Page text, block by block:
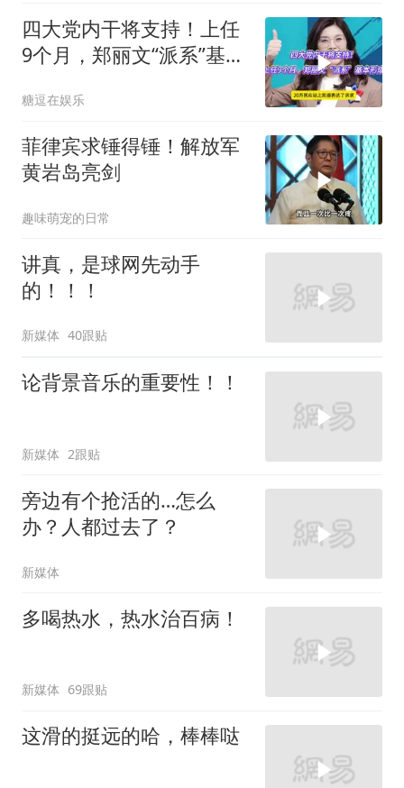
四大党内干将支持！上任
9个月，郑丽文“派系”基本
糖逗在娱乐
菲律宾求锤得锤！解放军
黄岩岛亮剑
趣味萌宠的日常
讲真，是球网先动手
的！！！
新媒体 40跟贴
论背景音乐的重要性！！
新媒体 2跟贴
旁边有个抢活的…怎么
办？人都过去了？
新媒体
多喝热水，热水治百病！
新媒体 69跟贴
这滑的挺远的哈，棒棒哒